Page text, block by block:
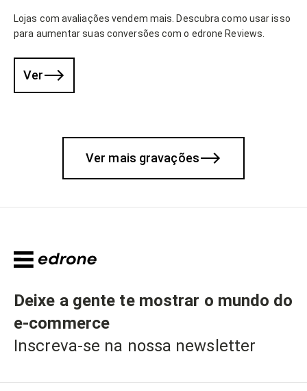
Lojas com avaliações vendem mais. Descubra como usar isso
para aumentar suas conversões com o edrone Reviews.
Ver
Ver mais gravações
Deixe a gente te mostrar o mundo do
e-commerce
Inscreva-se na nossa newsletter